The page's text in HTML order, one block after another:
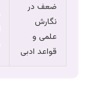
ضعف در
نگارش
علمی و
قواعد ادبی